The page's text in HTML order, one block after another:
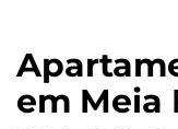
em Meia